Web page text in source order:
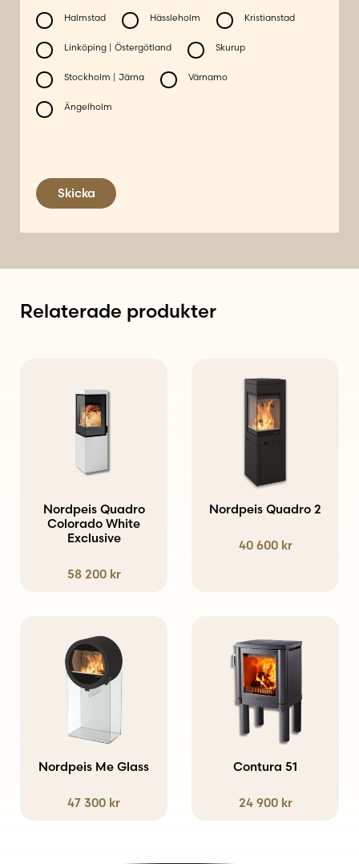
Halmstad Hässleholm Kristianstad
Linköping | Östergötland Skurup
Stockholm | Järna Värnamo
Ängelholm
Skicka
Relaterade produkter
Nordpeis Quadro
Colorado White
Exclusive
58 200 kr
Nordpeis Quadro 2
40 600 kr
Nordpeis Me Glass
47 300 kr
produkten
varianter.
olika
Contura 51
24 900 kr